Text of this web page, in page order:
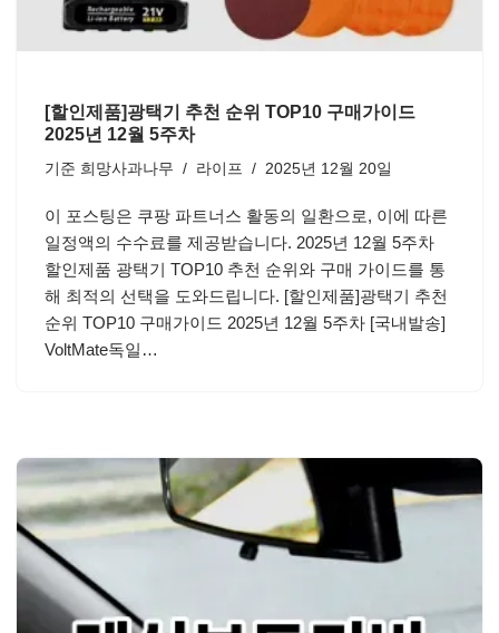
[할인제품]광택기 추천 순위 TOP10 구매가이드
2025년 12월 5주차
기준 희망사과나무 라이프 2025년 12월 20일
이 포스팅은 쿠팡 파트너스 활동의 일환으로, 이에 따른
일정액의 수수료를 제공받습니다. 2025년 12월 5주차
할인제품 광택기 TOP10 추천 순위와 구매 가이드를 통
해 최적의 선택을 도와드립니다. [할인제품]광택기 추천
순위 TOP10 구매가이드 2025년 12월 5주차 [국내발송]
VoltMate독일…